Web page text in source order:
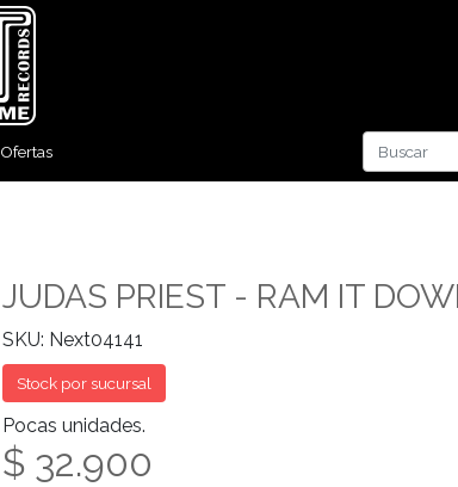
Ofertas
JUDAS PRIEST - RAM IT
SKU: Next04141
Stock por sucursal
Pocas unidades.
$ 32.900